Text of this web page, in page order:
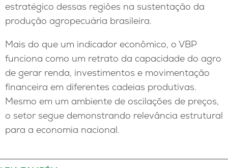
estratégico dessas regiões na sustentação da
produção agropecuária brasileira.
Mais do que um indicador econômico, o VBP
funciona como um retrato da capacidade do agro
de gerar renda, investimentos e movimentação
financeira em diferentes cadeias produtivas.
Mesmo em um ambiente de oscilações de preços,
o setor segue demonstrando relevância estrutural
para a economia nacional.